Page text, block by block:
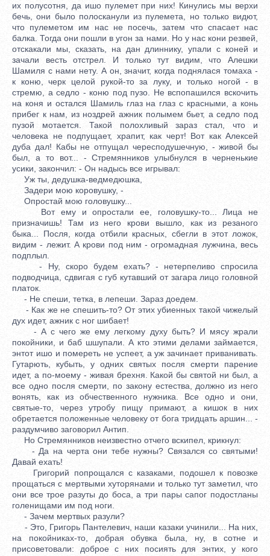
их полусотня, да ишо пулемет при них! Кинулись мы верхи
бечь, они было полосканули из пулемета, но только видют,
что пулеметом им нас не посечь, затем что спасает нас
балка. Тогда они пошли в угон за нами. Но у нас кони резвей,
отскакали мы, сказать, на дан длиннику, упали с коней и
зачали весть отстрел. И только тут видим, что Алешки
Шамиля с нами нету. А он, значит, когда поднялася томаха -
к коню, черк целой рукой-то за луку, и только ногой - в
стремю, а седло - коню под пузо. Не вспопашился вскочить
на коня и остался Шамиль глаз на глаз с красными, а конь
прибег к нам, из ноздрей ажник полымем бьет, а седло под
пузой мотается. Такой полохливый зараз стал, что и
человека не подпущает, храпит, как черт! Вот как Алексей
дуба дал! Кабы не отпущал чересподушечную, - живой бы
был, а то вот... - Стремянников улыбнулся в черненькие
усики, закончил: - Он надысь все игрывал:
Уж ты, дедушка-ведмедюшка,
Задери мою коровушку, -
Опростай мою головушку...
Вот ему и опростали ее, головушку-то... Лица не
призначишь! Там из него крови вышло, как из резаного
быка... Посля, когда отбили красных, сбегли в этот ложок,
видим - лежит. А крови под ним - огромадная лужчина, весь
подплыл.
- Ну, скоро будем ехать? - нетерпеливо спросила
подводчица, сдвигая с губ кутавший от загара лицо головной
платок.
- Не спеши, тетка, в лепеши. Зараз доедем.
- Как же не спешить-то? От этих убиенных такой чижелый
дух идет, ажник с ног шибает!
- А с чего же ему легкому духу быть? И мясу жрали
покойники, и баб шшупали. А кто этими делами займается,
энтот ишо и помереть не успеет, а уж зачинает приванивать.
Гутарють, кубыть, у одних святых посля смерти парение
идет, а по-моему - живая брехня. Какой бы святой ни был, а
все одно посля смерти, по закону естества, должно из него
вонять, как из обчественного нужника. Все одно и они,
святые-то, через утробу пищу примают, а кишок в них
обретается положенные человеку от бога тридцать аршин... -
раздумчиво заговорил Антип.
Но Стремянников неизвестно отчего вскипел, крикнул:
- Да на черта они тебе нужны? Связался со святыми!
Давай ехать!
Григорий попрощался с казаками, подошел к повозке
прощаться с мертвыми хуторянами и только тут заметил, что
они все трое разуты до боса, а три пары сапог подостланы
голенищами им под ноги.
- Зачем мертвых разули?
- Это, Григорь Пантелевич, наши казаки учинили... На них,
на покойниках-то, добрая обувка была, ну, в сотне и
присоветовали: доброе с них посиять для энтих, у кого